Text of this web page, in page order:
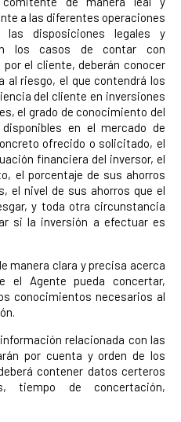
a las diferentes operaciones
disposiciones legales y
los casos de contar con
el cliente, deberán conocer
al riesgo, el que contendrá los
del cliente en inversiones
el grado de conocimiento del
en el mercado de
ofrecido o solicitado, el
financiera del inversor, el
el porcentaje de sus ahorros
el nivel de sus ahorros que el
y toda otra circunstancia
si la inversión a efectuar es
manera clara y precisa acerca
el Agente pueda concertar,
conocimientos necesarios al
relacionada con las
por cuenta y orden de los
contener datos certeros
tiempo de concertación,